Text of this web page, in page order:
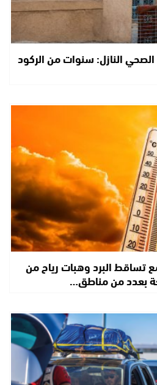
النازل: سنوات من الركود
تساقط البرد وهبات رياح من
بعدد من مناطق…